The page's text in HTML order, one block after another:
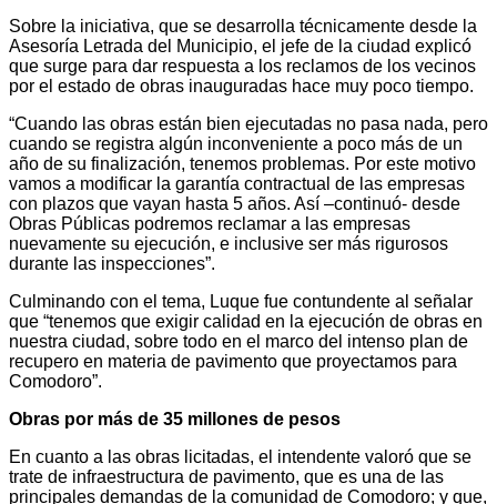
Sobre la iniciativa, que se desarrolla técnicamente desde la
Asesoría Letrada del Municipio, el jefe de la ciudad explicó
que surge para dar respuesta a los reclamos de los vecinos
por el estado de obras inauguradas hace muy poco tiempo.
“Cuando las obras están bien ejecutadas no pasa nada, pero
cuando se registra algún inconveniente a poco más de un
año de su finalización, tenemos problemas. Por este motivo
vamos a modificar la garantía contractual de las empresas
con plazos que vayan hasta 5 años. Así –continuó- desde
Obras Públicas podremos reclamar a las empresas
nuevamente su ejecución, e inclusive ser más rigurosos
durante las inspecciones”.
Culminando con el tema, Luque fue contundente al señalar
que “tenemos que exigir calidad en la ejecución de obras en
nuestra ciudad, sobre todo en el marco del intenso plan de
recupero en materia de pavimento que proyectamos para
Comodoro”.
Obras por más de 35 millones de pesos
En cuanto a las obras licitadas, el intendente valoró que se
trate de infraestructura de pavimento, que es una de las
principales demandas de la comunidad de Comodoro; y que,